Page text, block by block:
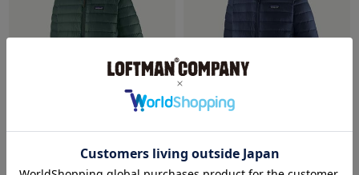
Men's Down Sweater Men's Down Sweater